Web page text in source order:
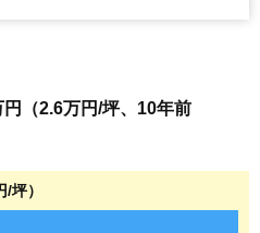
（2.6万円/坪、10年前
坪）